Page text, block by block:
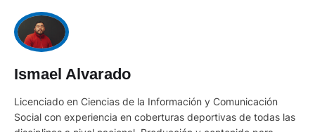
Ismael Alvarado
Licenciado en Ciencias de la Información y Comunicación
Social con experiencia en coberturas deportivas de todas las